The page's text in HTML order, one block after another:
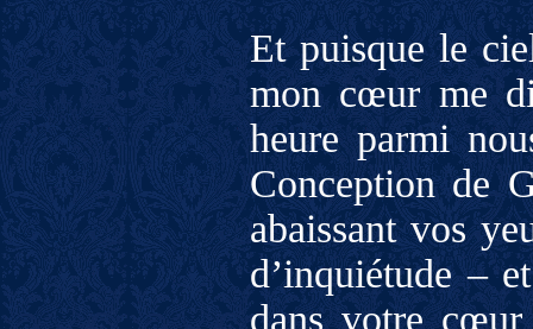
Et puisque le
mon cœur me
heure parmi
Conception de
abaissant vos
d’inquiétude –
dans votre